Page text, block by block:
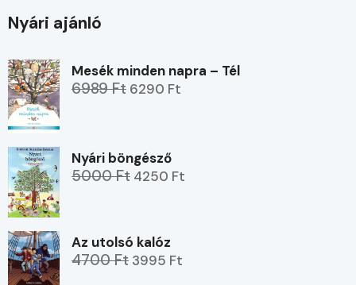
Nyári ajánló
Mesék minden napra – Tél
6989 Ft 6290 Ft
Nyári böngésző
5000 Ft 4250 Ft
Az utolsó kalóz
4700 Ft 3995 Ft